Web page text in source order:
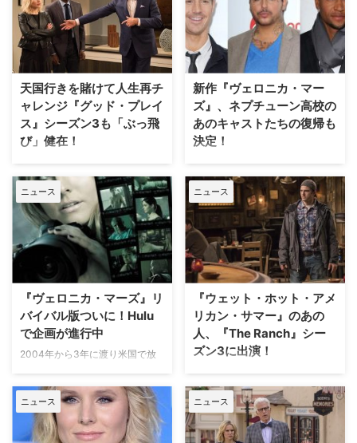
ることになったリバイバル版に、
音楽映画『セッション』の鬼教師
役でアカデミー賞助演男優賞に輝
いたJ・K・シモンズが出演する
が報じている。 【関連記事】
『カウンタ…
とのニュースは当サイトでもお伝
えしてきた通り。続々とオリジナ
ルキャストの出演が報じられる
中、主人公ヴェロニカの父親キー
スを演じたエンリコ・コラントー
ニもリバイバル版にカムバックす
ること明らかとなっ…
天国行きを賭けて人生再チ
ャレンジ『グッド・プレイ
ス』シーズン3も「ぶっ飛
び」健在！
米NBCで放送中の哲学系ファン
タジー・コメディ『グッド・プレ
イス』。この世を後にしたエレノ
アは、善い行いの実績がないのに
人違いで天国へ。是が非でもその
世界に留まろうと躍起になる
が…。視聴者の予想を超えたおバ
カな展開がクセになる本作のシー
おり、日本でもNetflixで視聴可能
だ。 【関連…
新作『ヴェロニカ・マー
ズ』、ネプチューン高校の
あのキャストたちの復帰も
決定！
2004年から3年に渡り米国で放
送され、映画も製作された大ヒッ
ト探偵ドラマ『ヴェロニカ・マー
ズ』。米Huluにてリブート版製
作に向けて話が進んでいること
は、当サイトでも以前お伝えした
通りだが、このたびヴェロニカ役
のクリスティン・ベル以外の出演
Hollywood Reporterなど複数の
メディアが…
ニュース
『ヴェロニカ・マーズ』リ
バイバル版ついに！Hulu
で企画が進行中
2004年から3年に渡り米国で放
ヴェロニカの活躍を描いた『ヴェ
ロニカ・マーズ』。TVシリーズ
終了後に映画化までされた人気シ
リーズが復活するかもしれないこ
ニュース
『ウェット・ホット・アメ
リカン・サマー』のあの
人、『The Ranch』シー
ズン3に出演！
Netflixのコメディドラマ『ウェッ
ト・ホット・アメリカン・サマ
ー：あれから10年』などに出演
し、クリステン・ベル（『グッ
ド・プレイス』）の夫としても知
ニュース ニュース